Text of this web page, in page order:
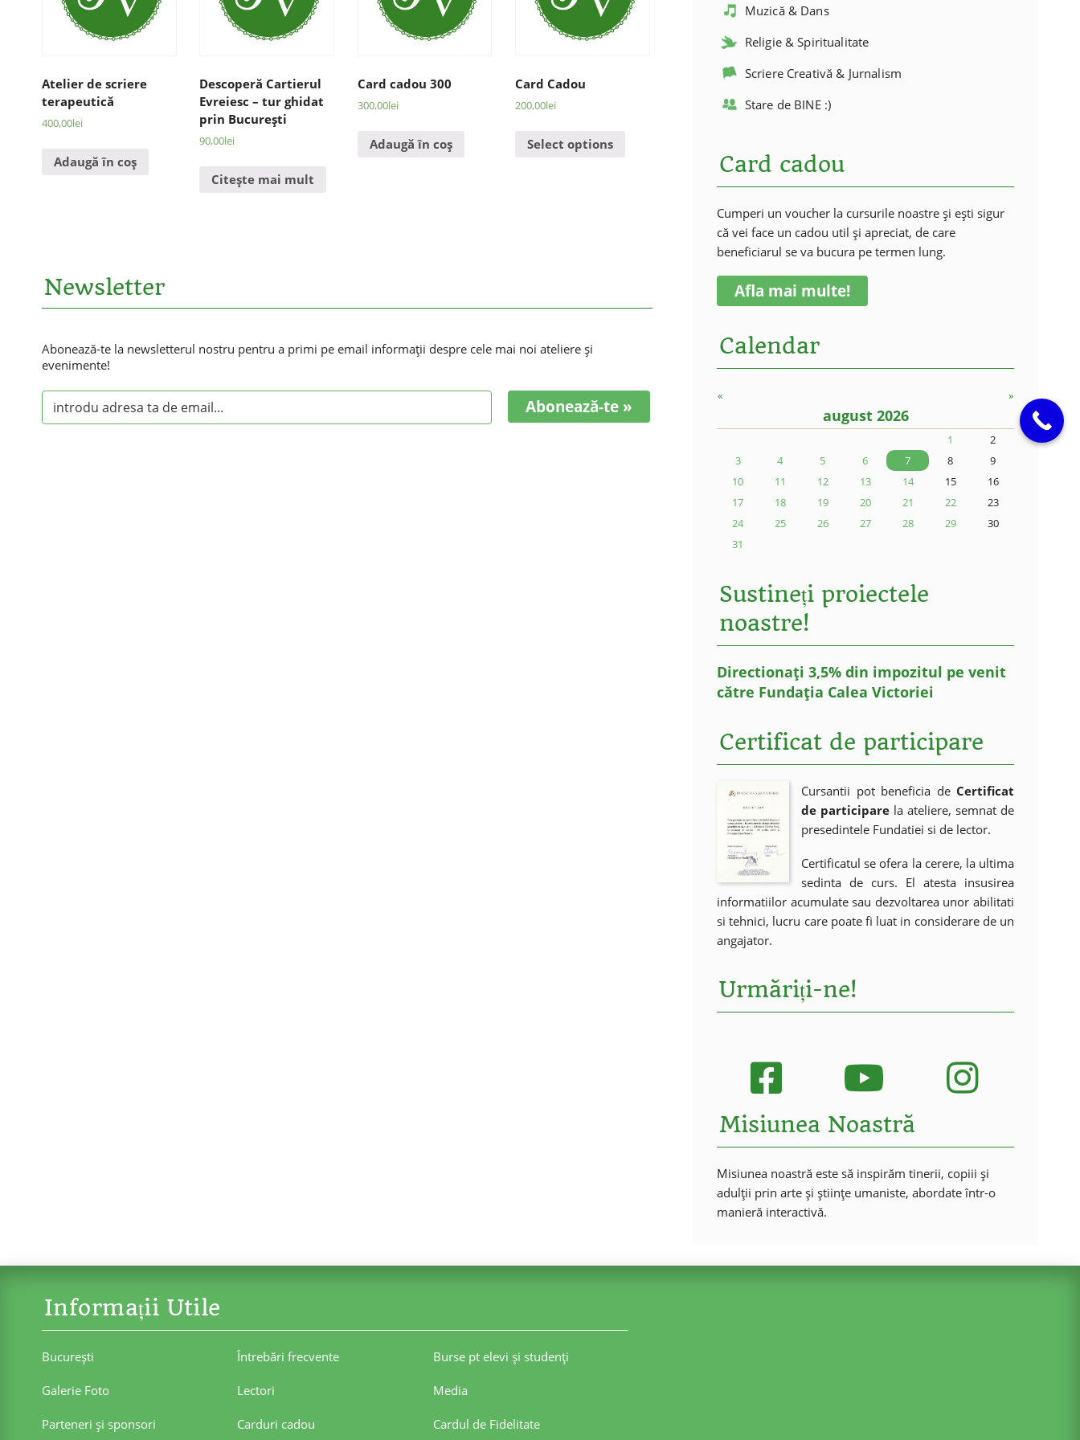
Atelier de scriere
terapeutică
400,00lei
Adaugă în coș
Descoperă Cartierul
Evreiesc – tur ghidat
prin Bucureşti
90,00lei
Citește mai mult
Card cadou 300
300,00lei
Adaugă în coș
Card Cadou
200,00lei
Select options
Newsletter
Abonează-te la newsletterul nostru pentru a primi pe email informaţii despre cele mai noi ateliere şi
evenimente!
Abonează-te »
Muzică & Dans
Religie & Spiritualitate
Scriere Creativă & Jurnalism
Stare de BINE :)
Card cadou
Cumperi un voucher la cursurile noastre și ești sigur
că vei face un cadou util și apreciat, de care
beneficiarul se va bucura pe termen lung.
Afla mai multe!
Calendar
« »
august 2026
1
2
3
4 5 6 7 8
9
10
11 12 13 14 15
16
17
18 19 20 21 22
23
24
25 26 27 28 29
30
31
Sustineți proiectele
noastre!
Directionați 3,5% din impozitul pe venit
către Fundația Calea Victoriei
Certificat de participare
Cursantii pot beneficia de Certificat
de participare la ateliere, semnat de
presedintele Fundatiei si de lector.
Certificatul se ofera la cerere, la ultima
sedinta de curs. El atesta insusirea
informatiilor acumulate sau dezvoltarea unor abilitati
si tehnici, lucru care poate fi luat in considerare de un
angajator.
Urmăriți-ne!
Misiunea Noastră
Misiunea noastră este să inspirăm tinerii, copiii și
adulții prin arte și științe umaniste, abordate într-o
manieră interactivă.
Informații Utile
Bucureşti Întrebări frecvente Burse pt elevi şi studenţi
Galerie Foto Lectori Media
Parteneri şi sponsori Carduri cadou Cardul de Fidelitate